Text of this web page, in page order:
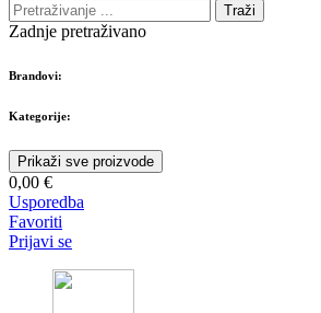
Traži
Zadnje pretraživano
Brandovi:
Kategorije:
Prikaži sve proizvode
0,00 €
Usporedba
Favoriti
Prijavi se